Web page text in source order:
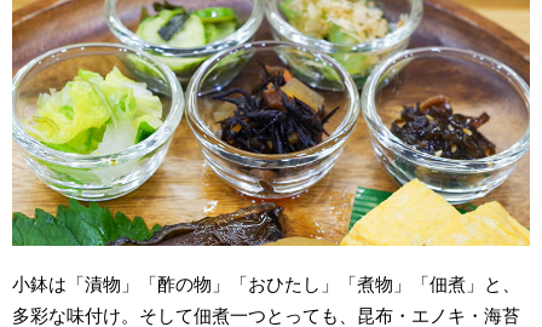
小鉢は「漬物」「酢の物」「おひたし」「煮物」「佃煮」と、
多彩な味付け。そして佃煮一つとっても、昆布・エノキ・海苔